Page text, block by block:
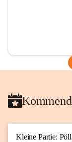
Kleine Partie: